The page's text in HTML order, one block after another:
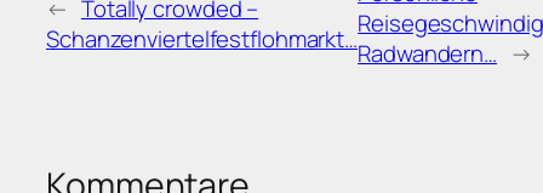
← Totally crowded –
Schanzenviertelfestflohmarkt…Radwandern… →